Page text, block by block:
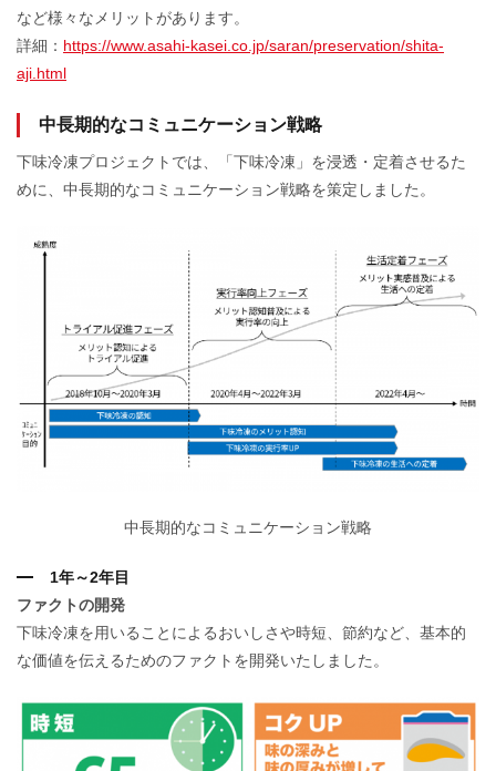
など様々なメリットがあります。
詳細： https://www.asahi-kasei.co.jp/saran/preservation/shita-
aji.html
中長期的なコミュニケーション戦略
下味冷凍プロジェクトでは、「下味冷凍」を浸透・定着させるた
めに、中長期的なコミュニケーション戦略を策定しました。
中長期的なコミュニケーション戦略
1年～2年目
ファクトの開発
下味冷凍を用いることによるおいしさや時短、節約など、基本的
な価値を伝えるためのファクトを開発いたしました。